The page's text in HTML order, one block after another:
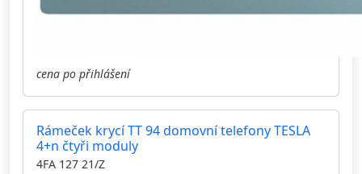
cena po přihlášení
Rámeček krycí TT 94 domovní telefony TESLA
4+n čtyři moduly
4FA 127 21/Z